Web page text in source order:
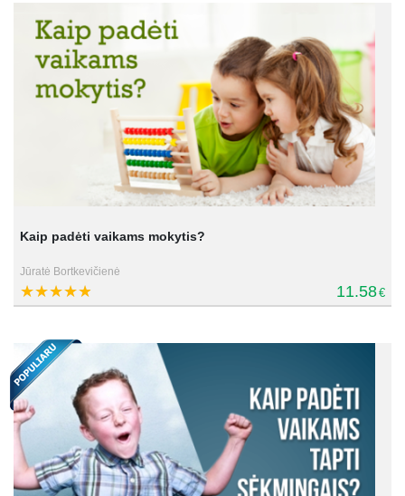
Kaip padėti vaikams mokytis?
Jūratė Bortkevičienė
11.58€